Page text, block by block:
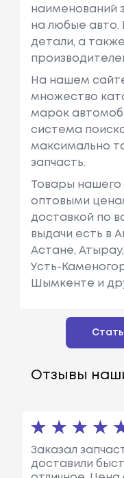
наименований
на любые авто.
детали, а
На нашем
множество
марок
система
максимально
запчасть.
Товары
оптовыми
доставкой по
выдачи есть в
Астане,
Усть-
Шымкенте и
Отзывы
Заказал
доставили